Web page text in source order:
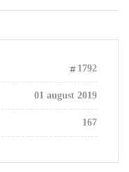
1792
01 august 2019
167